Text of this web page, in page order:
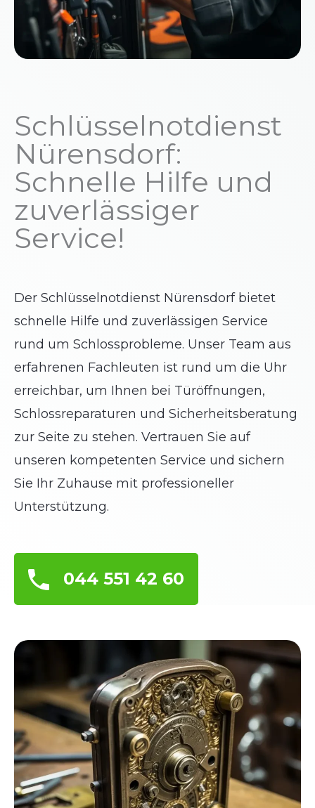
Schlüsselnotdienst
Nürensdorf:
Schnelle Hilfe und
zuverlässiger
Service!
Der Schlüsselnotdienst Nürensdorf bietet
schnelle Hilfe und zuverlässigen Service
rund um Schlossprobleme. Unser Team aus
erfahrenen Fachleuten ist rund um die Uhr
erreichbar, um Ihnen bei Türöffnungen,
Schlossreparaturen und Sicherheitsberatung
zur Seite zu stehen. Vertrauen Sie auf
unseren kompetenten Service und sichern
Sie Ihr Zuhause mit professioneller
Unterstützung.
044 551 42 60